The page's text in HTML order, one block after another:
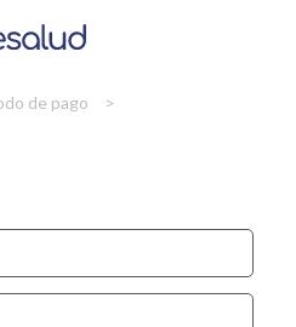
to
content
de pago